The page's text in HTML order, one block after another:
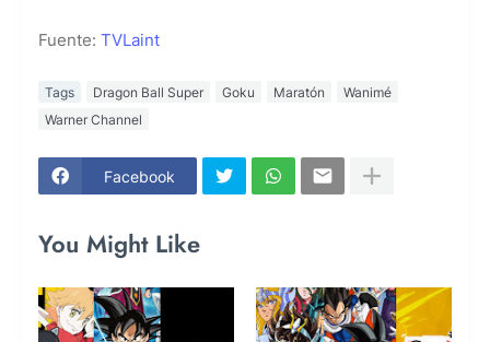
Fuente: TVLaint
Tags Dragon Ball Super Goku Maratón
Wanimé
Warner Channel
Facebook
You Might Like